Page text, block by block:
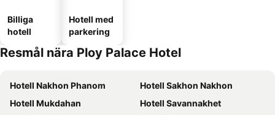
Billiga
hotell
Hotell med
parkering
Resmål nära Ploy Palace Hotel
Hotell Nakhon Phanom
Hotell Sakhon Nakhon
Hotell Mukdahan
Hotell Savannakhet